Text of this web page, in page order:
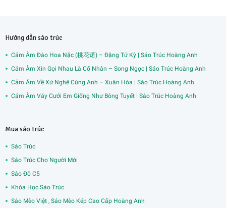
Hướng dẫn sáo trúc
Cảm Âm Đào Hoa Nặc (桃花诺) – Đặng Tử Kỳ | Sáo Trúc Hoàng Anh
Cảm Âm Xin Gọi Nhau Là Cố Nhân – Song Ngọc | Sáo Trúc Hoàng Anh
Cảm Âm Về Xứ Nghệ Cùng Anh – Xuân Hòa | Sáo Trúc Hoàng Anh
Cảm Âm Váy Cưới Em Giống Như Bông Tuyết | Sáo Trúc Hoàng Anh
Mua sáo trúc
Sáo Trúc
Sáo Trúc Cho Người Mới
Sáo Đô C5
Khóa Học Sáo Trúc
Sáo Mèo Việt , Sáo Mèo Kép Cao Cấp Hoàng Anh